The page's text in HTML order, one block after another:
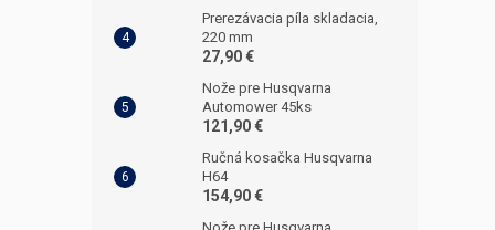
Prerezávacia píla skladacia,
220 mm
27,90 €
Nože pre Husqvarna
Automower 45ks
121,90 €
Ručná kosačka Husqvarna
H64
154,90 €